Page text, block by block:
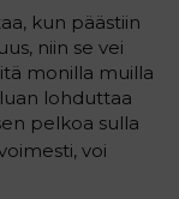
kun päästiin
niin se vei
monilla muilla
lohduttaa
pelkoa sulla
voi